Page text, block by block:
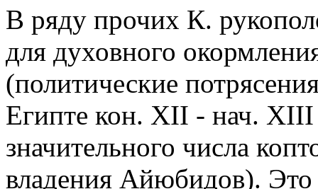
В ряду прочих К.
для духовного
(политические
Египте кон. XII - нач.
значительного числа
владения Айюбидов). Это